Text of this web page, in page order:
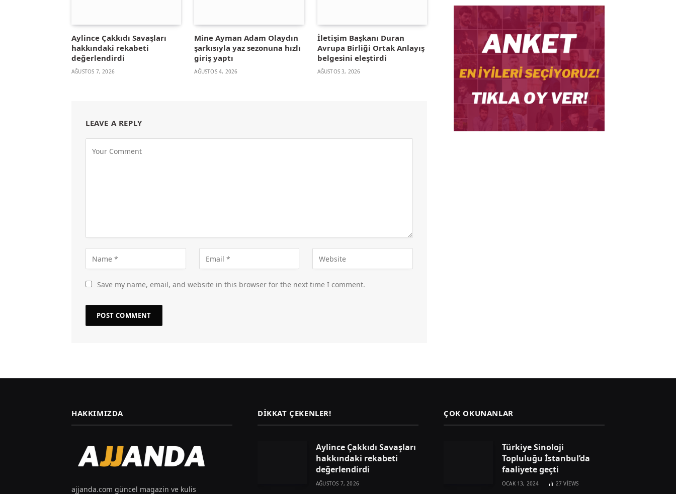
Aylince Çakkıdı Savaşları
hakkındaki rekabeti
değerlendirdi
AĞUSTOS 7, 2026
Mine Ayman Adam Olaydın
şarkısıyla yaz sezonuna hızlı
giriş yaptı
AĞUSTOS 4, 2026
İletişim Başkanı Duran
Avrupa Birliği Ortak Anlayış
belgesini eleştirdi
AĞUSTOS 3, 2026
LEAVE A REPLY
Save my name, email, and website in this browser for the next time I comment.
HAKKIMIZDA
ajjanda.com güncel magazin ve kulis
DIKKAT ÇEKENLER!
Aylince Çakkıdı Savaşları
hakkındaki rekabeti
değerlendirdi
AĞUSTOS 7, 2026
ÇOK OKUNANLAR
Türkiye Sinoloji
Topluluğu İstanbul’da
faaliyete geçti
OCAK 13, 2024 27VIEWS